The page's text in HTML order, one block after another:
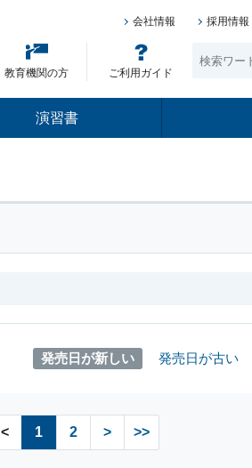
会社情報 採用情報
教育機関の方 ご利用ガイド
演習書
発売日が新しい 発売日が古い
< 1 2 > >>